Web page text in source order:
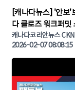
▶
[캐나다뉴스] '안보'
다 클로즈 워크퍼밋 소지
다뉴스 |
캐나다코리안뉴스
2026-02-07 08:08:15